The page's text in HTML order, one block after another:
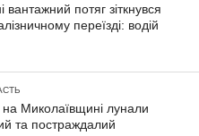
потяг зіткнувся
переїзді: водій
Миколаївщині лунали
та постраждалий